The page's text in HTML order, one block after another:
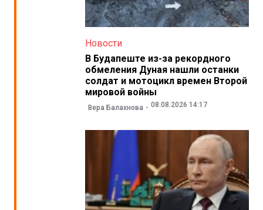
Новости
В Будапеште из-за рекордного
обмеления Дуная нашли останки
солдат и мотоцикл времен Второй
мировой войны
Вера Балахнова 08.08.2026 14:17